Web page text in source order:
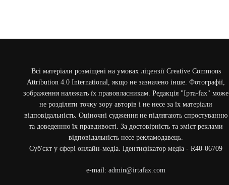
Всі матеріали розміщені на умовах ліцензії Creative Commons
Attribution 4.0 International, якщо не зазначено інше. Фотографії,
зображення належать їх правовласникам. Редакція "Ірта-fax" може
не розділяти точку зору авторів і не несе за їх матеріали
відповідальність. Оціночні судження не підлягають спростуванню
та доведенню їх правдивості. За достовірність та зміст реклами
відповідальність несе рекламодавець.
Cуб'єкт у сфері онлайн-медіа. Ідентифікатор медіа - R40-06709
e-mail: admin@irtafax.com